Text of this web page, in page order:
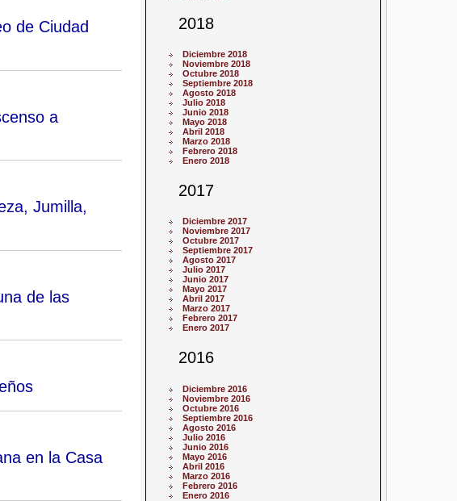
de Ciudad
a
Jumilla,
de las
en la Casa
2018
Diciembre 2018
Noviembre 2018
Octubre 2018
Septiembre 2018
Agosto 2018
Julio 2018
Junio 2018
Mayo 2018
Abril 2018
Marzo 2018
Febrero 2018
Enero 2018
2017
Diciembre 2017
Noviembre 2017
Octubre 2017
Septiembre 2017
Agosto 2017
Julio 2017
Junio 2017
Mayo 2017
Abril 2017
Marzo 2017
Febrero 2017
Enero 2017
2016
Diciembre 2016
Noviembre 2016
Octubre 2016
Septiembre 2016
Agosto 2016
Julio 2016
Junio 2016
Mayo 2016
Abril 2016
Marzo 2016
Febrero 2016
Enero 2016